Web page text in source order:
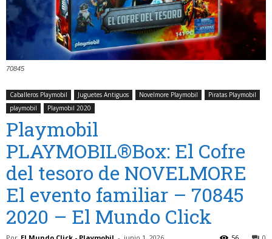
70845
Caballeros Playmobil Juguetes Antiguos Novelmore Playmobil
Piratas Playmobil
playmobil
Playmobil 2020
Playmobil
PLAYMOBIL®Box: El Cofre
del tesoro de NOVELMORE
El evento familiar – 70845
2020 – El Mundo Click